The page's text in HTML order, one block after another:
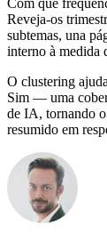
Com que
Reveja-os
subtemas, una
interno à medida
O clustering
Sim — uma
de IA, tornando
resumido em